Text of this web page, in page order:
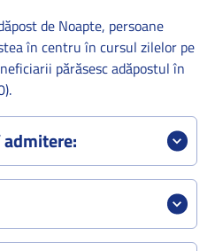
de Noapte, persoane
în centru în cursul zilelor pe
părăsesc adăpostul în
admitere: